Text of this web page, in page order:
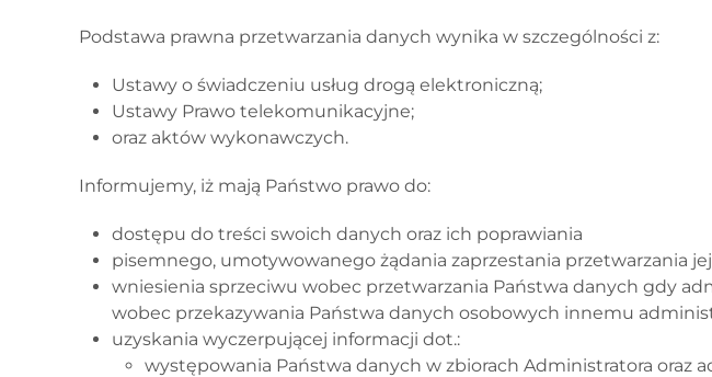
Podstawa prawna przetwarzania danych wynika w szczególności z:
Ustawy o świadczeniu usług drogą elektroniczną;
Ustawy Prawo telekomunikacyjne;
oraz aktów wykonawczych.
Informujemy, iż mają Państwo prawo do:
dostępu do treści swoich danych oraz ich poprawiania
pisemnego, umotywowanego żądania zaprzestania przetwarzania
wniesienia sprzeciwu wobec przetwarzania Państwa danych gdy
wobec przekazywania Państwa danych osobowych innemu
uzyskania wyczerpującej informacji dot.:
występowania Państwa danych w zbiorach Administratora oraz